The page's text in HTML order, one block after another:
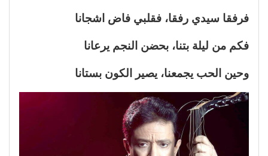
فرفقا سيدي رفقا، فقلبي فاض اشجانا
فكم من ليلة بتنا، بحضن النجم يرعانا
وحين الحب يجمعنا، يصير الكون بستانا